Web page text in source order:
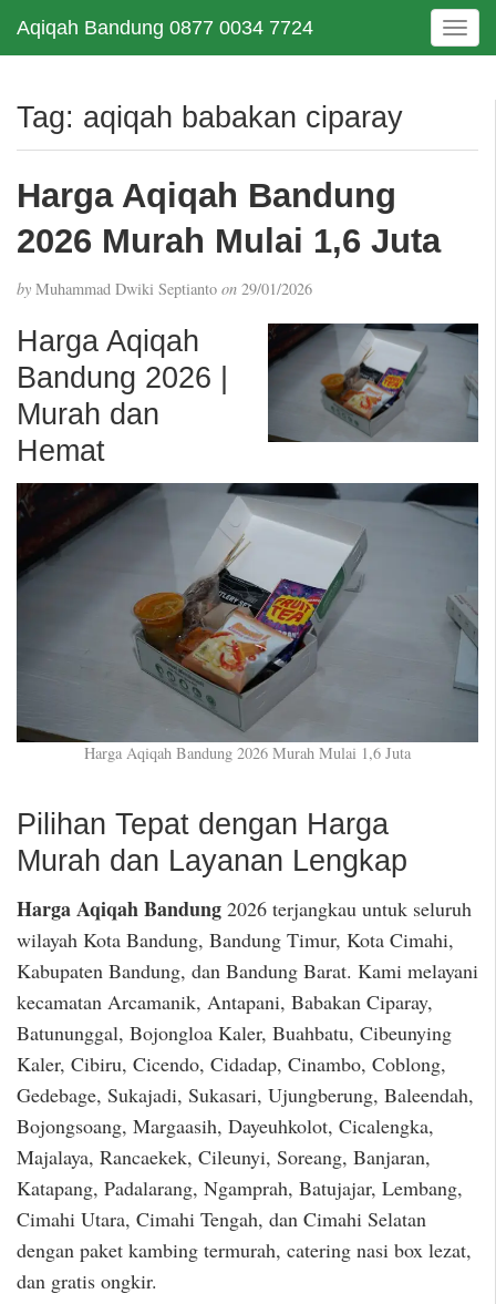
Aqiqah Bandung 0877 0034 7724
T
o
e
t
Tag: aqiqah babakan ciparay
Harga Aqiqah Bandung
2026 Murah Mulai 1,6 Juta
by Muhammad Dwiki Septianto on 29/01/2026
Harga Aqiqah
Bandung 2026 |
Murah dan
Hemat
Harga Aqiqah Bandung 2026 Murah Mulai 1,6 Juta
Pilihan Tepat dengan Harga
Murah dan Layanan Lengkap
Harga Aqiqah Bandung 2026 terjangkau untuk seluruh
wilayah Kota Bandung, Bandung Timur, Kota Cimahi,
Kabupaten Bandung, dan Bandung Barat. Kami melayani
kecamatan Arcamanik, Antapani, Babakan Ciparay,
Batununggal, Bojongloa Kaler, Buahbatu, Cibeunying
Kaler, Cibiru, Cicendo, Cidadap, Cinambo, Coblong,
Gedebage, Sukajadi, Sukasari, Ujungberung, Baleendah,
Bojongsoang, Margaasih, Dayeuhkolot, Cicalengka,
Majalaya, Rancaekek, Cileunyi, Soreang, Banjaran,
Katapang, Padalarang, Ngamprah, Batujajar, Lembang,
Cimahi Utara, Cimahi Tengah, dan Cimahi Selatan
dengan paket kambing termurah, catering nasi box lezat,
dan gratis ongkir.